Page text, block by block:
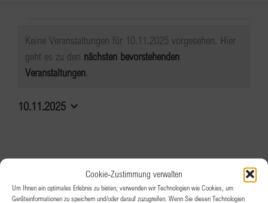
Cookie-Zustimmung verwalten
Um Ihnen ein optimales Erlebnis zu bieten, verwenden wir Technologien wie Cookies, um
Geräteinformationen zu speichern und/oder darauf zuzugreifen. Wenn Sie diesen Technologien
Veranstaltungen
für
Hinweis
Keine Veranstaltungen für 10.11.2025 vorgesehen. Hier
geht es zu den nächsten bevorstehenden
Veranstaltungen.
10.11.2025